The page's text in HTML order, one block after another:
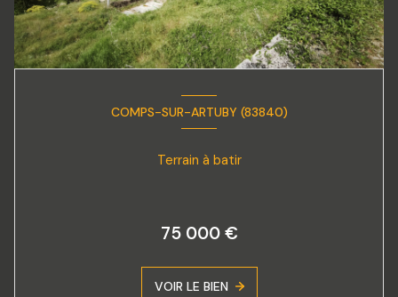
COMPS-SUR-ARTUBY (83840)
Terrain à batir
75 000 €
VOIR LE BIEN